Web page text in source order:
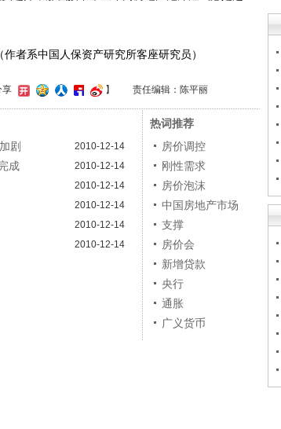
系中国人保资产研究所客座研究员）
享 】 责任编辑：陈平丽
剧
2010-12-14
成 2010-12-14
2010-12-14
2010-12-14
2010-12-14
2010-12-14
热词推荐
房价调控
刚性需求
房价泡沫
中国房地产市场
支撑
房价会
新增贷款
央行
通胀
广义货币